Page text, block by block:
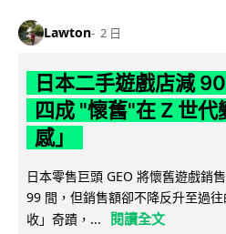
Lawton 2 日
日本二手遊戲店減
四成 "懷舊"在 Z 世代
感」
日本零售巨頭 GEO 將懷舊遊戲銷
99 間，但銷售額卻不降反升至過
收」奇蹟，...
閱讀全文